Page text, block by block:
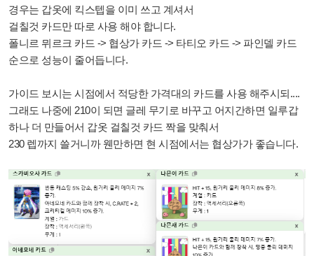
경우는 갑옷에 킥스텝을 이미 쓰고 계셔서
걸칠것 카드만 따로 사용 해야 합니다.
폴니르 뮈르크 카드 -> 협상가 카드 -> 타티오 카드 -> 파인델 카드
순으로 성능이 줄어듭니다.
가이드 보시는 시점에서 적당한 가격대의 카드를 사용 해주시되....
그래도 나중에 210이 되면 글레 무기로 바꾸고 어지간하면 일루갑
하나 더 만들어서 갑옷 걸칠것 카드 짝을 맞춰서
230 렙까지 쓸거니까 웬만하면 현 시점에서는 협상가가 좋습니다.